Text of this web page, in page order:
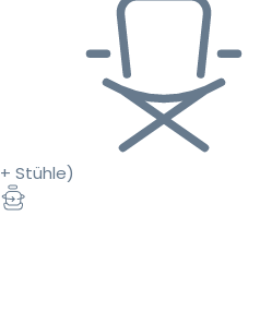
+ Stühle)